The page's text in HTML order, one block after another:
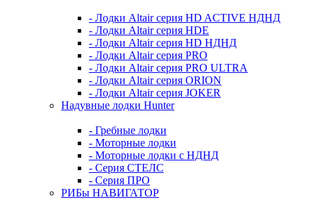
- Лодки Altair серия HD ACTIVE НДНД
- Лодки Altair серия HDE
- Лодки Altair серия HD НДНД
- Лодки Altair серия PRO
- Лодки Altair серия PRO ULTRA
- Лодки Altair серия ORION
- Лодки Altair серия JOKER
Надувные лодки Hunter
- Гребные лодки
- Моторные лодки
- Моторные лодки с НДНД
- Серия СТЕЛС
- Серия ПРО
РИБы НАВИГАТОР